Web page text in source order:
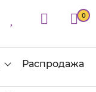
0
Распродажа